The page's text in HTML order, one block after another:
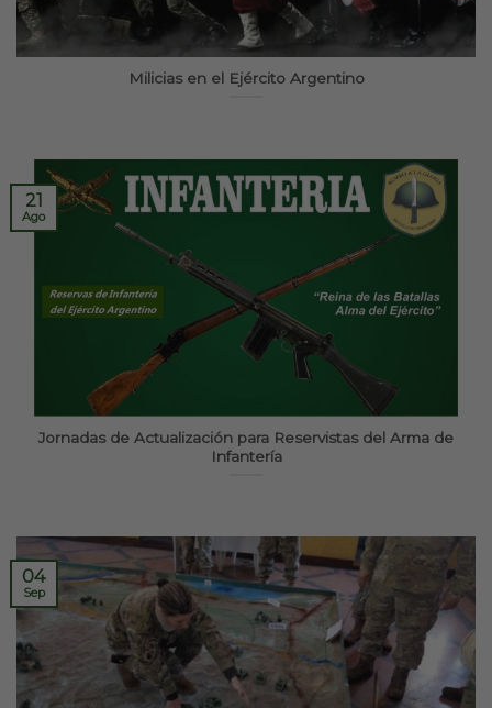
Milicias en el Ejército Argentino
Jornadas de Actualización para Reservistas del Arma de
Infantería
21
Ago
04
Sep